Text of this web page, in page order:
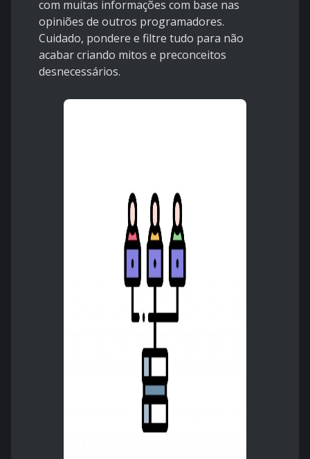
com muitas informações com base nas
opiniões de outros programadores.
Cuidado, pondere e filtre tudo para não
acabar criando mitos e preconceitos
desnecessários.